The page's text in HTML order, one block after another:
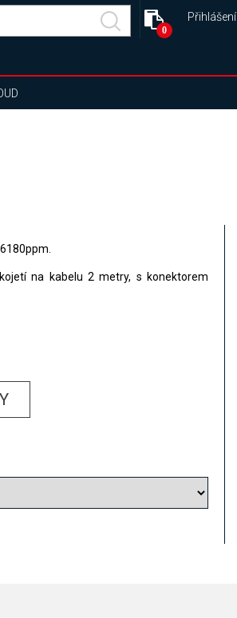
Přihlášení
0
na kabelu 2 metry, s konektorem